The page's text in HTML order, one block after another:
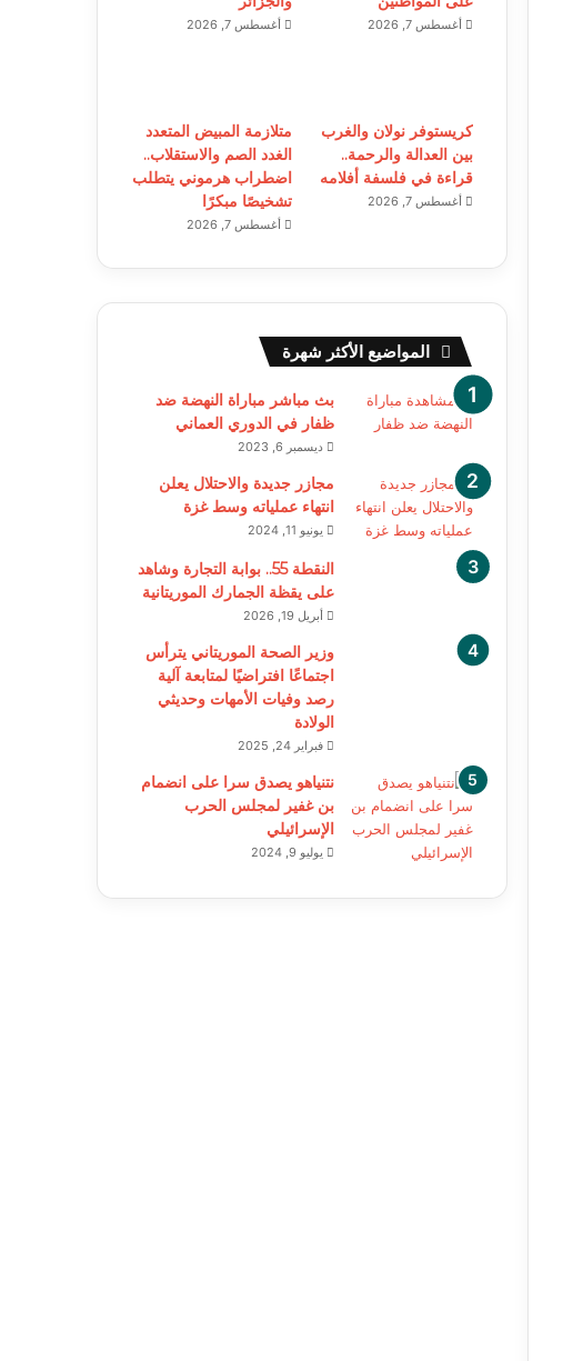
أغسطس 7, 2026 أغسطس 7, 2026
كريستوفر نولان والغرب
بين العدالة والرحمة..
قراءة في فلسفة أفلامه
أغسطس 7, 2026
متلازمة المبيض المتعدد
الغدد الصم والاستقلاب..
اضطراب هرموني يتطلب
تشخيصًا مبكرًا
أغسطس 7, 2026
المواضيع الأكثر شهرة
بث مباشر مباراة النهضة ضد
ظفار في الدوري العماني
ديسمبر 6, 2023
مجازر جديدة والاحتلال يعلن
انتهاء عملياته وسط غزة
يونيو 11, 2024
النقطة 55.. بوابة التجارة وشاهد
على يقظة الجمارك الموريتانية
أبريل 19, 2026
وزير الصحة الموريتاني يترأس
اجتماعًا افتراضيًا لمتابعة آلية
رصد وفيات الأمهات وحديثي
الولادة
فبراير 24, 2025
نتنياهو يصدق سرا على انضمام
بن غفير لمجلس الحرب
الإسرائيلي
يوليو 9, 2024